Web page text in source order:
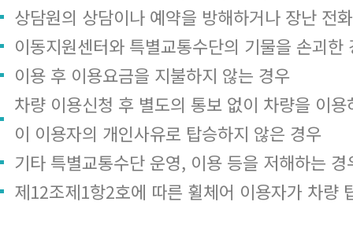
상담원의 상담이나 예약을 방해하거나 장난 전
이동지원센터와 특별교통수단의 기물을 손괴한
이용 후 이용요금을 지불하지 않는 경우
차량 이용신청 후 별도의 통보 없이 차량을 이
이 이용자의 개인사유로 탑승하지 않은 경우
기타 특별교통수단 운영, 이용 등을 저해하는 경
제12조제1항2호에 따른 휠체어 이용자가 차량